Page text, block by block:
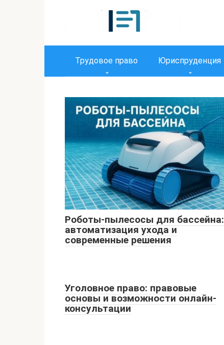
Трудовое право Юриспруденция
Роботы-пылесосы для бассейна:
автоматизация ухода и
современные решения
Уголовное право: правовые
основы и возможности онлайн-
консультации